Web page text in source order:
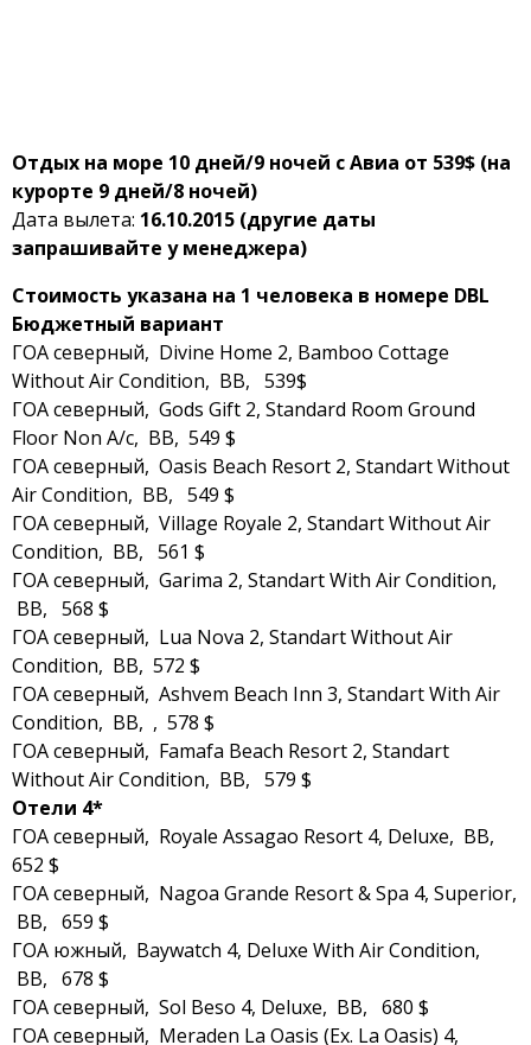
Отдых на море 10 дней/9 ночей с Авиа от 539$ (на
курорте 9 дней/8 ночей)
Дата вылета: 16.10.2015 (другие даты
запрашивайте у менеджера)
Стоимость указана на 1 человека в номере DBL
Бюджетный вариант
ГОА северный, Divine Home 2, Bamboo Cottage
Without Air Condition, BB, 539$
ГОА северный, Gods Gift 2, Standard Room Ground
Floor Non A/c, BB, 549 $
ГОА северный, Oasis Beach Resort 2, Standart Without
Air Condition, BB, 549 $
ГОА северный, Village Royale 2, Standart Without Air
Condition, BB, 561 $
ГОА северный, Garima 2, Standart With Air Condition,
BB, 568 $
ГОА северный, Lua Nova 2, Standart Without Air
Condition, BB, 572 $
ГОА северный, Ashvem Beach Inn 3, Standart With Air
Condition, BB, , 578 $
ГОА северный, Famafa Beach Resort 2, Standart
Without Air Condition, BB, 579 $
Отели 4*
ГОА северный, Royale Assagao Resort 4, Deluxe, BB,
652 $
ГОА северный, Nagoa Grande Resort & Spa 4, Superior,
BB, 659 $
ГОА южный, Baywatch 4, Deluxe With Air Condition,
BB, 678 $
ГОА северный, Sol Beso 4, Deluxe, BB, 680 $
ГОА северный, Meraden La Oasis (Ex. La Oasis) 4,